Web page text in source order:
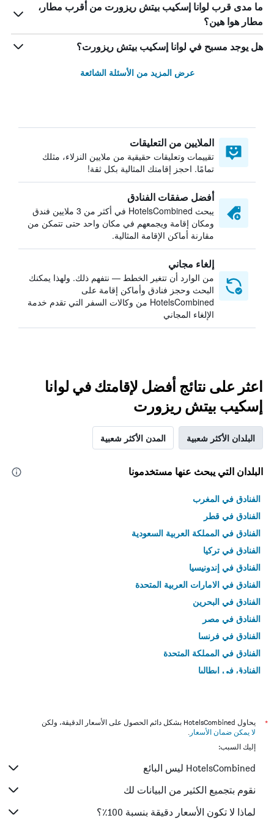
ما مدى قرب لوانا إسكيب بيتش ريزورت من أقرب مطار،
مطار هوا هين؟
هل يوجد مسبح في لوانا إسكيب بيتش ريزورت؟
عرض المزيد من الأسئلة الشائعة
الملايين من التعليقات
تقييمات وتعليقات حقيقية من ملايين النزلاء، مثلك
تمامًا. احجز إقامتك المثالية بكل ثقة!
أفضل صفقات الفنادق
يبحث HotelsCombined في أكثر من 3 ملايين فندق
ومكان إقامة ويجمعهم في مكان واحد حتى تتمكن من
مقارنة أماكن الإقامة المثالية.
إلغاء مجاني
من الوارد أن تتغير الخطط — نتفهم ذلك. ولهذا يمكنك
البحث وحجز فنادق وأماكن إقامة على
HotelsCombined من وكالات السفر التي تقدم خدمة
الإلغاء المجاني
اعثر على نتائج أفضل لإقامتك في لوانا
إسكيب بيتش ريزورت
البلدان الأكثر شعبية المدن الأكثر شعبية
البلدان التي يبحث عنها مستخدمونا
الفنادق في المغرب
الفنادق في قطر
الفنادق في المملكة العربية السعودية
الفنادق في تركيا
الفنادق في إندونيسيا
الفنادق في الامارات العربية المتحدة
الفنادق في البحرين
الفنادق في مصر
الفنادق في فرنسا
الفنادق في المملكة المتحدة
الفنادق في إيطاليا
*
يحاول HotelsCombined بشكل دائم الحصول على الأسعار الدقيقة، ولكن
لا يمكن ضمان الأسعار .
إليك السبب:
HotelsCombined ليس البائع
نقوم بتجميع الكثير من البيانات لك
لماذا لا تكون الأسعار دقيقة بنسبة 100٪؟